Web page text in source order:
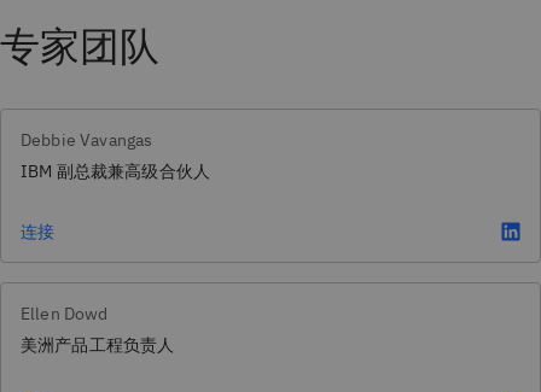
专家团队
Debbie Vavangas
IBM 副总裁兼高级合伙人
连接
Ellen Dowd
美洲产品工程负责人